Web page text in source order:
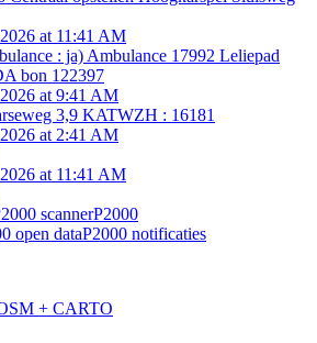
at 11:41 AM
: ja) Ambulance 17992 Leliepad
bon 122397
at 9:41 AM
3,9 KATWZH : 16181
at 2:41 AM
at 11:41 AM
scannerP2000
open dataP2000 notificaties
+ CARTO